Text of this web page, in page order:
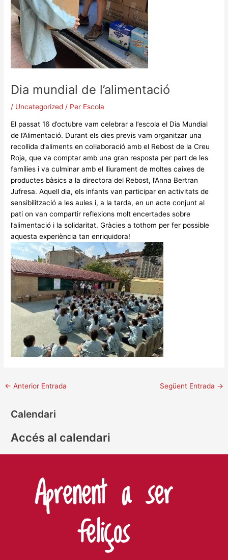
Dia mundial de l’alimentació
/ Uncategorized / Per Escola
El passat 16 d’octubre vam celebrar a l’escola el Dia Mundial
de l’Alimentació. Durant els dies previs vam organitzar una
recollida d’aliments en col·laboració amb el Rebost de la Creu
Roja, que va comptar amb una gran resposta per part de les
famílies i va culminar amb el lliurament de moltes caixes de
productes bàsics a la directora del Rebost, l’Anna Bertran
Jufresa. Aquell dia, els infants van participar en activitats de
sensibilització a les aules i, a la tarda, en un acte conjunt al
pati on van compartir reflexions molt encertades sobre
l’alimentació i la solidaritat. Gràcies a tothom per fer possible
aquesta experiència tan enriquidora!
← Anterior Entrada Següent Entrada →
Calendari
Accés al calendari
Aprenent a ser
feliços